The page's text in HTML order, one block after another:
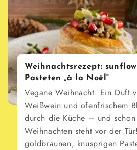
Weihnachtsrezept:
Pasteten „à la Noël“
Vegane Weihnacht: Ein Duft
Weißwein und ofenfrischem
durch die Küche – und
Weihnachten steht vor der
goldbraunen, knusprigen